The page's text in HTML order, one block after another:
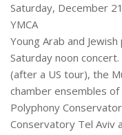
Saturday, December
YMCA
Young Arab and
Saturday noon
(after a US tour), the
chamber ensembles
Polyphony
Conservatory Tel Aviv